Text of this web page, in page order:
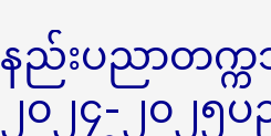
နည်းပညာတက္
၂၀၂၄-၂၀၂